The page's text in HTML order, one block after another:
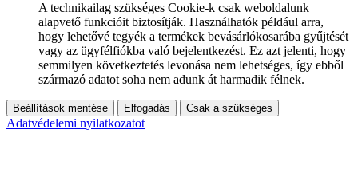
A technikailag szükséges Cookie-k csak weboldalunk
alapvető funkcióit biztosítják. Használhatók például arra,
hogy lehetővé tegyék a termékek bevásárlókosarába gyűjtését
vagy az ügyfélfiókba való bejelentkezést. Ez azt jelenti, hogy
semmilyen következtetés levonása nem lehetséges, így ebből
származó adatot soha nem adunk át harmadik félnek.
Beállítások mentése Elfogadás Csak a szükséges
Adatvédelemi nyilatkozatot